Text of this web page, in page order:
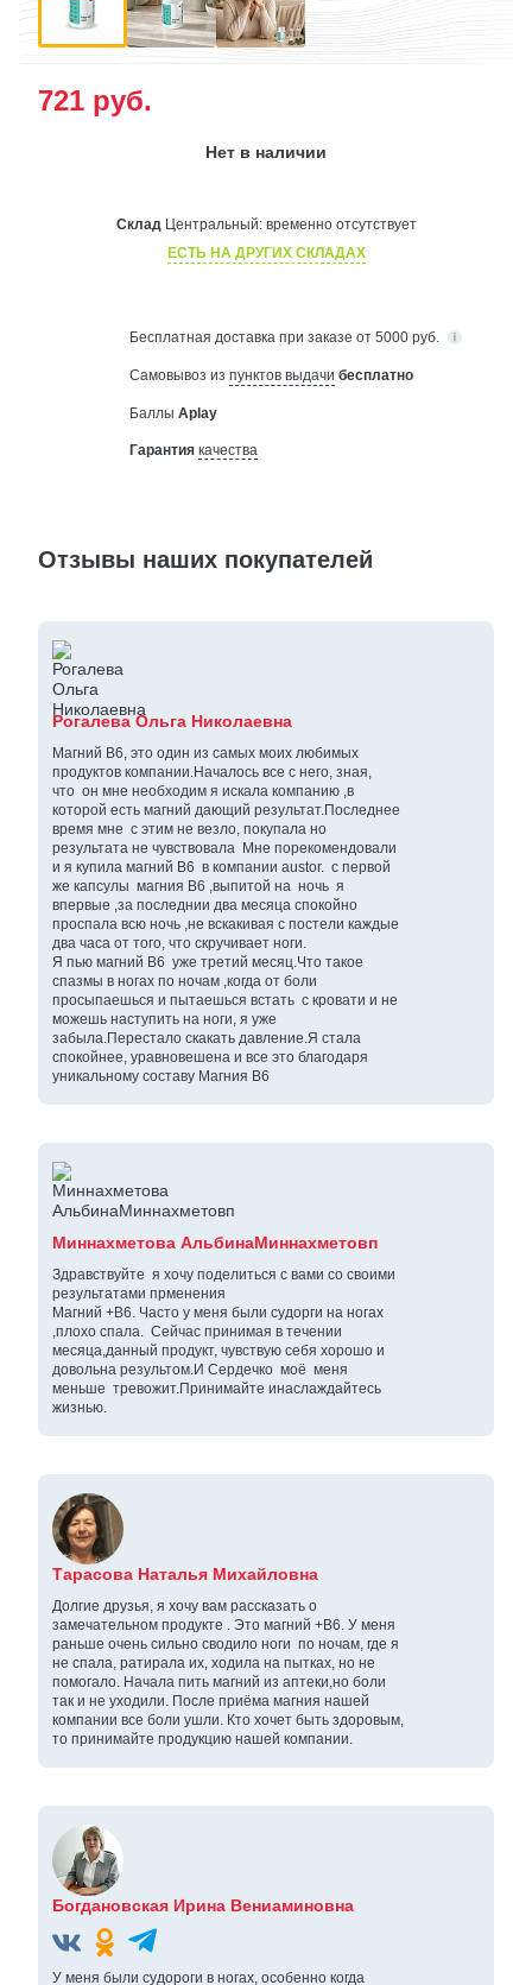
721 руб.
Нет в наличии
Склад Центральный: временно отсутствует
ЕСТЬ НА ДРУГИХ СКЛАДАХ
Бесплатная доставка при заказе от 5000 руб.
Самовывоз из пунктов выдачи бесплатно
Баллы Aplay
Гарантия качества
Отзывы наших покупателей
Рогалева Ольга Николаевна
Магний В6, это один из самых моих любимых
продуктов компании.Началось все с него, зная,
что он мне необходим я искала компанию ,в
которой есть магний дающий результат.Последнее
время мне с этим не везло, покупала но
результата не чувствовала Мне порекомендовали
и я купила магний В6 в компании austor. с первой
же капсулы магния В6 ,выпитой на ночь я
впервые ,за последнии два месяца спокойно
проспала всю ночь ,не вскакивая с постели каждые
два часа от того, что скручивает ноги.
Я пью магний В6 уже третий месяц.Что такое
спазмы в ногах по ночам ,когда от боли
просыпаешься и пытаешься встать с кровати и не
можешь наступить на ноги, я уже
забыла.Перестало скакать давление.Я стала
спокойнее, уравновешена и все это благодаря
уникальному составу Магния В6
Миннахметова АльбинаМиннахметовп
Здравствуйте я хочу поделиться с вами со своими
результатами прменения
Магний +В6. Часто у меня были судорги на ногах
,плохо спала. Сейчас принимая в течении
месяца,данный продукт, чувствую себя хорошо и
довольна результом.И Сердечко моё меня
меньше тревожит.Принимайте инаслаждайтесь
жизнью.
Тарасова Наталья Михайловна
Долгие друзья, я хочу вам рассказать о
замечательном продукте . Это магний +В6. У меня
раньше очень сильно сводило ноги по ночам, где я
не спала, ратирала их, ходила на пытках, но не
помогало. Начала пить магний из аптеки,но боли
так и не уходили. После приёма магния нашей
компании все боли ушли. Кто хочет быть здоровым,
то принимайте продукцию нашей компании.
Богдановская Ирина Вениаминовна
У меня были судороги в ногах, особенно когда